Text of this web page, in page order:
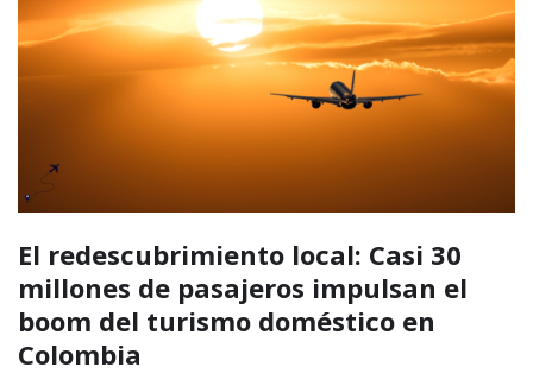
El redescubrimiento local: Casi 30
millones de pasajeros impulsan el
boom del turismo doméstico en
Colombia